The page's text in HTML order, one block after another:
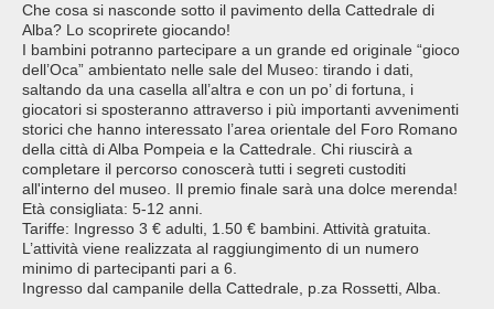
Che cosa si nasconde sotto il pavimento della Cattedrale di
Alba? Lo scoprirete giocando!
I bambini potranno partecipare a un grande ed originale “gioco
dell’Oca” ambientato nelle sale del Museo: tirando i dati,
saltando da una casella all’altra e con un po’ di fortuna, i
giocatori si sposteranno attraverso i più importanti avvenimenti
storici che hanno interessato l’area orientale del Foro Romano
della città di Alba Pompeia e la Cattedrale. Chi riuscirà a
completare il percorso conoscerà tutti i segreti custoditi
all'interno del museo. Il premio finale sarà una dolce merenda!
Età consigliata: 5-12 anni.
Tariffe: Ingresso 3 € adulti, 1.50 € bambini. Attività gratuita.
L’attività viene realizzata al raggiungimento di un numero
minimo di partecipanti pari a 6.
Ingresso dal campanile della Cattedrale, p.za Rossetti, Alba.